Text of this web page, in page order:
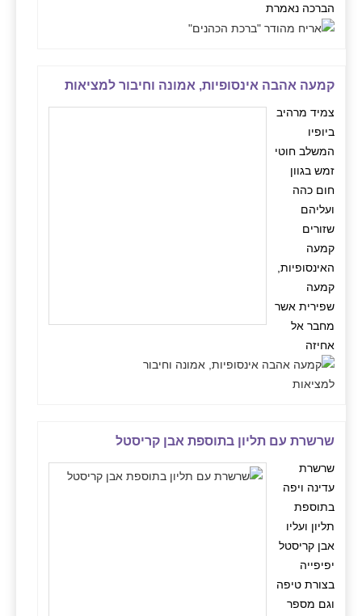
הברכה נאמרת
קמעה אהבה אינסופיות, אמונה וחיבור למציאות
צמיד מרהיב
ביופיו
המשלב חוטי
זמש בגוון
חום כהה
ועליהם
שזורים
קמעה
האינסופיות,
קמעה
שפירית אשר
מחבר אל
אחיזה
שרשרת עם תליון בתוספת אבן קריסטל
שרשרת
עדינה ויפה
בתוספת
תליון ועליו
אבן קריסטל
יפיפייה
בצורת טיפה
וגם מספר